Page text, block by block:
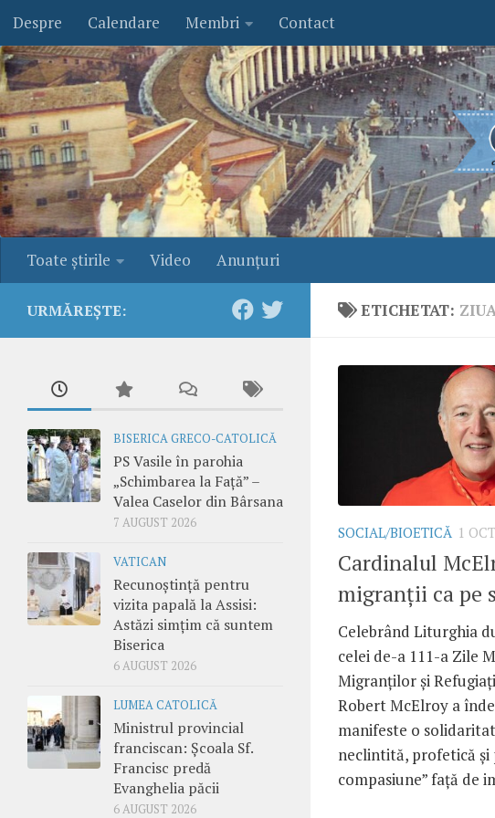
Skip to content
Despre Calendare Membri Contact
Toate ştirile Video Anunţuri
ETICHETAT:
SOCIAL/BIOETICĂ 1
Cardinalul
migranții ca pe
Celebrând Liturghia
celei de-a 111-a Zile
Migranților și
Robert McElroy a
manifeste o
neclintită, profetică și
compasiune” față de
URMĂREȘTE:
BISERICA GRECO-CATOLICĂ
PS Vasile în parohia
„Schimbarea la Față” –
Valea Caselor din Bârsana
7 AUGUST 2026
VATICAN
Recunoștință pentru
vizita papală la Assisi:
Astăzi simțim că suntem
Biserica
6 AUGUST 2026
LUMEA CATOLICĂ
Ministrul provincial
franciscan: Școala Sf.
Francisc predă
Evanghelia păcii
6 AUGUST 2026